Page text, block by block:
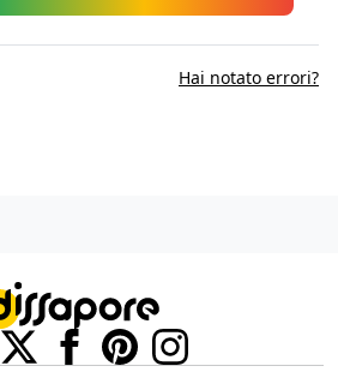
Hai notato errori?